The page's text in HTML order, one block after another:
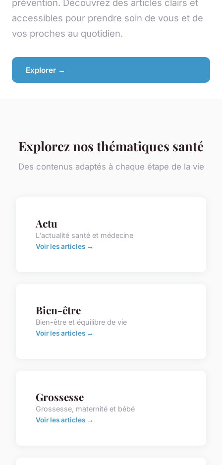
prévention. Découvrez des articles clairs et
accessibles pour prendre soin de vous et de
vos proches au quotidien.
Explorer →
Explorez nos thématiques santé
Des contenus adaptés à chaque étape de la vie
Actu
L'actualité santé et médecine
Voir les articles →
Bien-être
Bien-être et équilibre de vie
Voir les articles →
Grossesse
Grossesse, maternité et bébé
Voir les articles →